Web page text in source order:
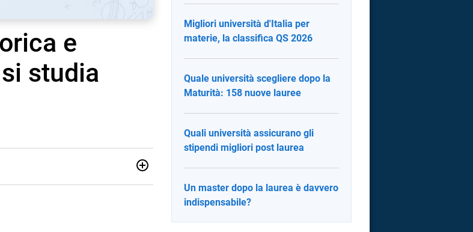
e
studia
e insegnanti con più di 1.500 lezioni
Ogni lezione è pensata e
Migliori università d'Italia per
materie, la classifica QS 2026
Quale università scegliere dopo la
Maturità: 158 nuove lauree
Quali università assicurano gli
stipendi migliori post laurea
Un master dopo la laurea è davvero
indispensabile?